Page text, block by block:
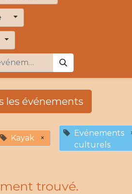
les événements
Kayak ×
Evénements
culturels
trouvé.